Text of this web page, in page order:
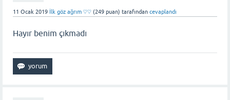
11 Ocak 2019 İlk göz ağrım ♡♡ (249 puan) tarafından cevaplandı
Hayır benim çıkmadı